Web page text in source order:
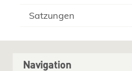
Satzungen
Navigation